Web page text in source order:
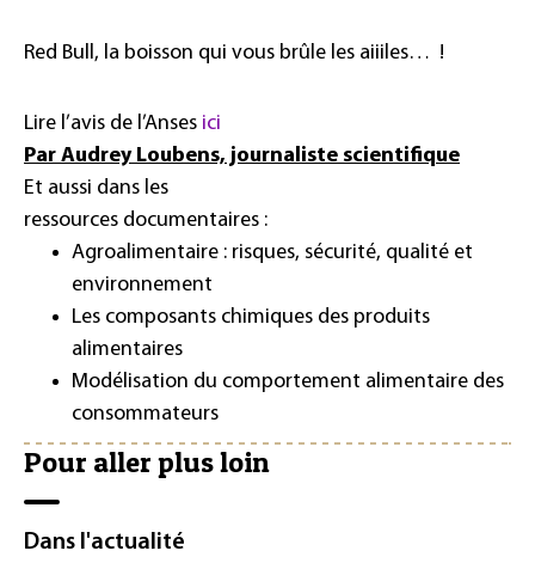
Red Bull, la boisson qui vous brûle les aiiiles… !
Lire l’avis de l’Anses ici
Par Audrey Loubens, journaliste scientifique
Et aussi dans les
ressources documentaires :
Agroalimentaire : risques, sécurité, qualité et
environnement
Les composants chimiques des produits
alimentaires
Modélisation du comportement alimentaire des
consommateurs
Pour aller plus loin
Dans l'actualité